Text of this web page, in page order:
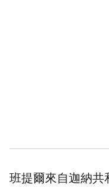
班提爾來自迦納共